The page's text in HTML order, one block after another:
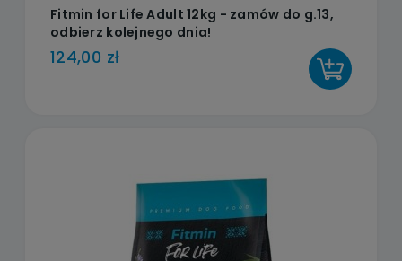
Fitmin for Life Adult 12kg - zamów do g.13,
odbierz kolejnego dnia!
124,00 zł